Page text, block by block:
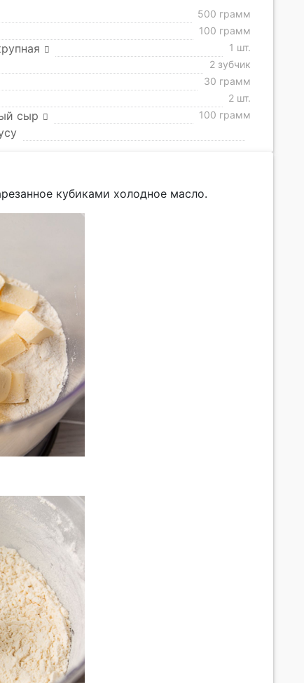
500 грамм
100 грамм
1 шт.
2 зубчик
30 грамм
2 шт.
сыр 100 грамм
кубиками холодное масло.